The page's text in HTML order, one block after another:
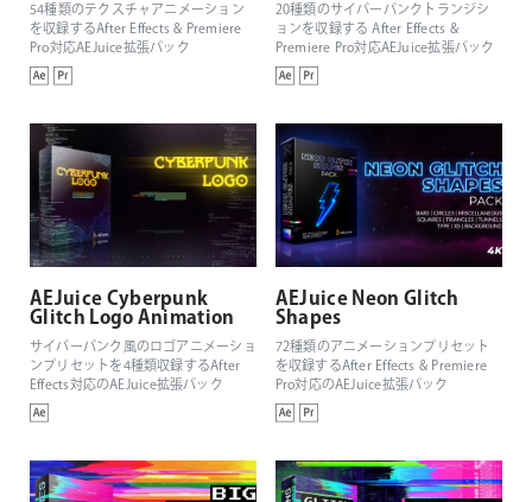
54種類のテクスチャアニメーション
を収録するAfter Effects & Premiere
Pro対応AEJuice拡張パック
20種類のサイバーパンクトランジシ
ョンを収録する After Effects &
Premiere Pro対応AEJuice拡張パック
AEJuice Cyberpunk
Glitch Logo Animation
サイバーパンク風のロゴアニメーショ
ンプリセットを4種類収録するAfter
Effects対応のAEJuice拡張パック
AEJuice Neon Glitch
Shapes
72種類のアニメーションプリセット
を収録するAfter Effects & Premiere
Pro対応のAEJuice拡張パック